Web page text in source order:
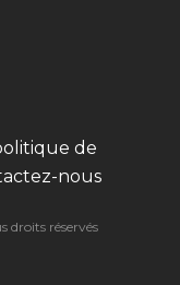
de
nous
droits réservés